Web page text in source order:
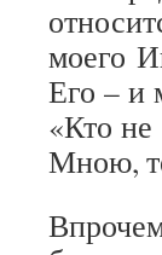
моего
Его – и
«Кто
Мною,